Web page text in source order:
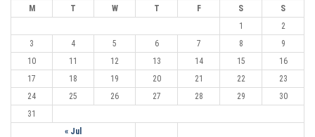
r
:
M
T W T F S S
« Jul
1
2
3
4 5 6 7 8
9
10
11 12 13 14 15
16
17
18 19 20 21 22
23
24
25 26 27 28 29
30
31